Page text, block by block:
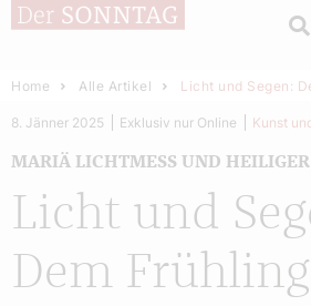
Home Alle Artikel Licht und Segen:
Licht und
Dem Frühling
MARIÄ LICHTMESS UND
8. Jänner 2025 Exklusiv nur Online Kunst